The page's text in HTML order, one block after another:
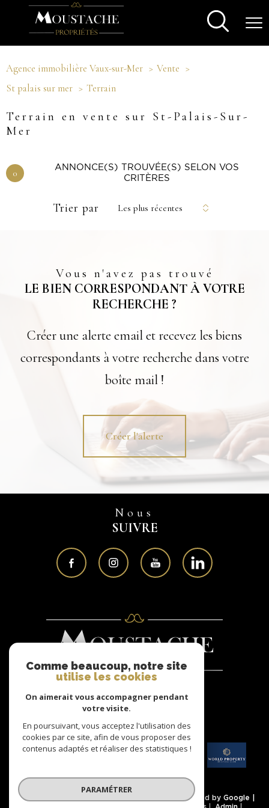
Agence immobilière Vaux-sur-Mer
Vente
St palais sur mer
Terrain
Terrain en vente sur St-Palais-Sur-
Mer
0
ANNONCE(S) TROUVÉE(S) SELON VOS
CRITÈRES
Trier par Les plus récentes
Vous n'avez pas trouvé
LE BIEN CORRESPONDANT À VOTRE
RECHERCHE ?
Créer une alerte email et recevez les biens
correspondants à votre recherche dans votre
boîte mail !
Créer l'alerte
Nous
SUIVRE
Nous
ADHÉRONS
© 2026 | Tous droits réservés | Traduction powered by Google |
Comme beaucoup, notre site
utilise les cookies
On aimerait vous accompagner pendant
votre visite.
En poursuivant, vous acceptez l'utilisation des
cookies par ce site, afin de vous proposer des
contenus adaptés et réaliser des statistiques !
PARAMÉTRER